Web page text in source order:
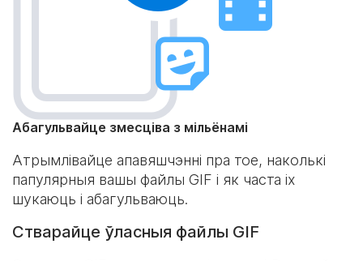
Абагульвайце змесціва з мільёнамі
Атрымлівайце апавяшчэнні пра тое, наколькі
папулярныя вашы файлы GIF і як часта іх
шукаюць і абагульваюць.
Стварайце ўласныя файлы GIF